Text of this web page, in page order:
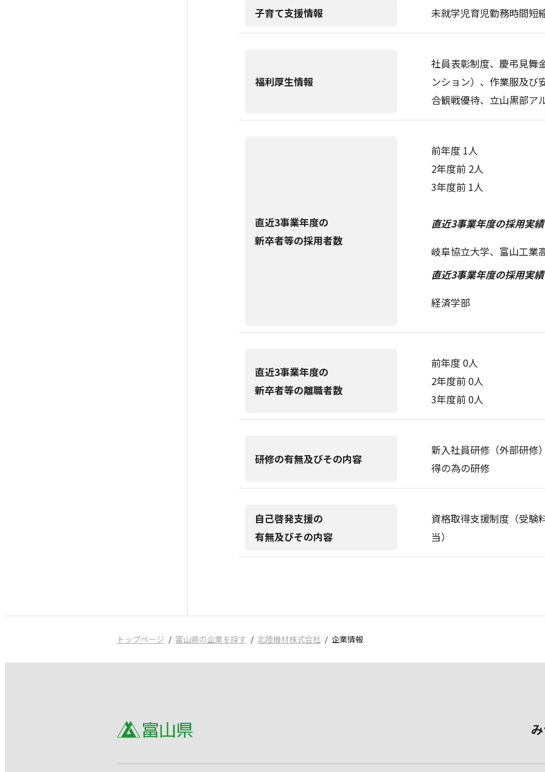
子育て支援情報 未就学児育児勤務時間短
福利厚生情報
社員表彰制度、慶弔見舞
ンション）、作業服及び
合観戦優待、立山黒部ア
直近3事業年度の
新卒者等の採用者数
前年度 1人
2年度前 2人
3年度前 1人
直近3事業年度の採用実
岐阜協立大学、富山工業
直近3事業年度の採用実
経済学部
直近3事業年度の
新卒者等の離職者数
前年度 0人
2年度前 0人
3年度前 0人
研修の有無及びその内容
新入社員研修（外部研修
得の為の研修
自己啓発支援の
有無及びその内容
資格取得支援制度（受験
当）
トップページ 富山県の企業を探す 北陸機材株式会社 企業情報